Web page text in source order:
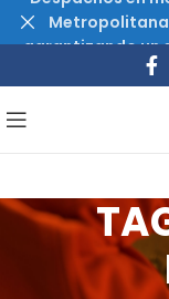
Metropolitana
garantizando un